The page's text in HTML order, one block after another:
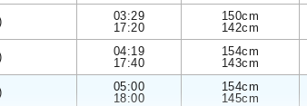
03:29
17:20
150cm
142cm
04:19
17:40
154cm
143cm
05:00
18:00
154cm
145cm